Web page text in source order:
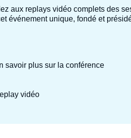
aux replays vidéo complets des
événement unique, fondé et
savoir plus sur la conférence
vidéo